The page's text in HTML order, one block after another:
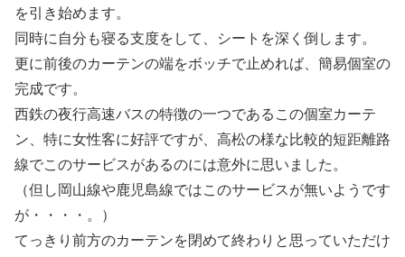
を引き始めます。
同時に自分も寝る支度をして、シートを深く倒します。
更に前後のカーテンの端をボッチで止めれば、簡易個室の
完成です。
西鉄の夜行高速バスの特徴の一つであるこの個室カーテ
ン、特に女性客に好評ですが、高松の様な比較的短距離路
線でこのサービスがあるのには意外に思いました。
（但し岡山線や鹿児島線ではこのサービスが無いようです
が・・・・。）
てっきり前方のカーテンを閉めて終わりと思っていただけ